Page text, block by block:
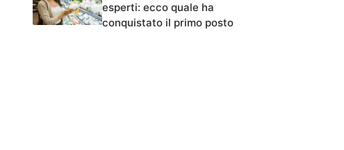
esperti: ecco quale ha
conquistato il primo posto